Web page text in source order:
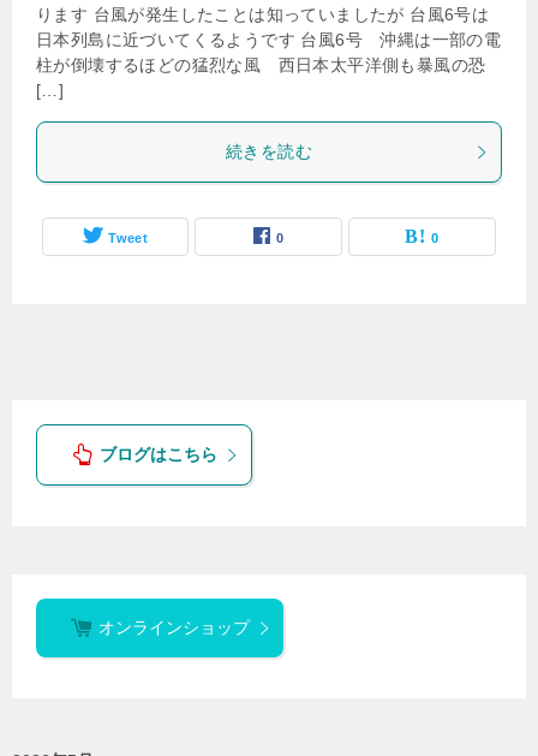
ります 台風が発生したことは知っていましたが 台風6号は
日本列島に近づいてくるようです 台風6号 沖縄は一部の電
柱が倒壊するほどの猛烈な風 西日本太平洋側も暴風の恐
[…]
続きを読む
Tweet 0 0
ブログはこちら
オンラインショップ